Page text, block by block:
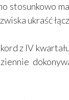
stosunkowo
ukraść
z IV